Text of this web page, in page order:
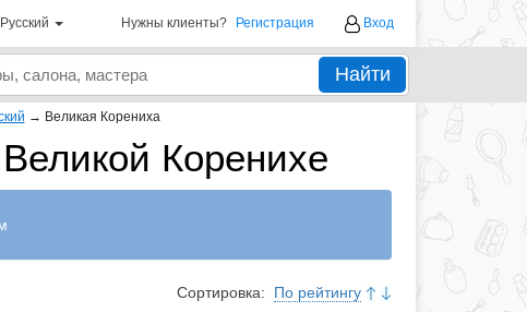
Русский Нужны клиенты? Регистрация Вход
Найти
→ Великая Корениха
Коренихе
Сортировка: По рейтингу